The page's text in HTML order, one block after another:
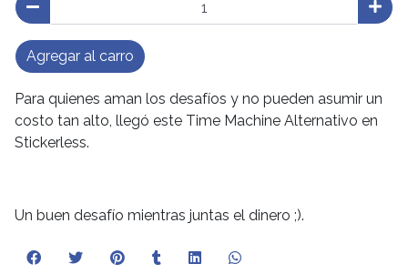
Agregar al carro
Para quienes aman los desafíos y no pueden asumir un
costo tan alto, llegó este Time Machine Alternativo en
Stickerless.
Un buen desafío mientras juntas el dinero ;).